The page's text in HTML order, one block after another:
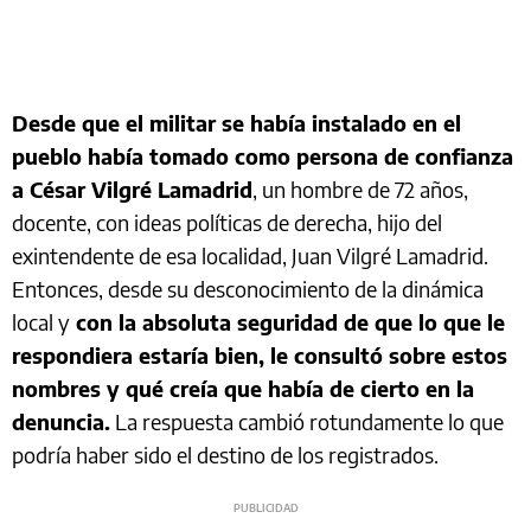
Desde que el militar se había instalado en el
pueblo había tomado como persona de confianza
a César Vilgré Lamadrid, un hombre de 72 años,
docente, con ideas políticas de derecha, hijo del
exintendente de esa localidad, Juan Vilgré Lamadrid.
Entonces, desde su desconocimiento de la dinámica
local y con la absoluta seguridad de que lo que le
respondiera estaría bien, le consultó sobre estos
nombres y qué creía que había de cierto en la
denuncia. La respuesta cambió rotundamente lo que
podría haber sido el destino de los registrados.